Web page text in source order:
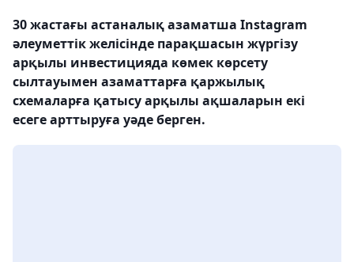
30 жастағы астаналық азаматша Instagram
әлеуметтік желісінде парақшасын жүргізу
арқылы инвестицияда көмек көрсету
сылтауымен азаматтарға қаржылық
схемаларға қатысу арқылы ақшаларын екі
есеге арттыруға уәде берген.